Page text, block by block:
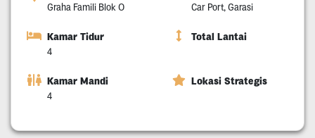
Graha Famili Blok O Car Port, Garasi
Kamar Tidur
4
Total Lantai
Kamar Mandi
4
Lokasi Strategis